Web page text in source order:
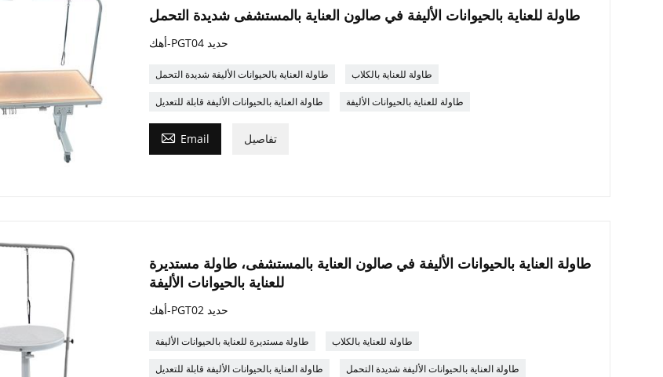
طاولة للعناية بالحيوانات الأليفة في صالون العناية بالمستشفى شديدة التحمل
أهك-PGT04 حديد
طاولة العناية بالحيوانات الأليفة شديدة التحمل طاولة للعناية بالكلاب
طاولة العناية بالحيوانات الأليفة قابلة للتعديل طاولة للعناية بالحيوانات الأليفة
 Email تفاصيل
طاولة العناية بالحيوانات الأليفة في صالون العناية بالمستشفى، طاولة مستديرة
للعناية بالحيوانات الأليفة
أهك-PGT02 حديد
طاولة مستديرة للعناية بالحيوانات الأليفة طاولة للعناية بالكلاب
طاولة العناية بالحيوانات الأليفة قابلة للتعديل طاولة العناية بالحيوانات الأليفة شديدة التحمل